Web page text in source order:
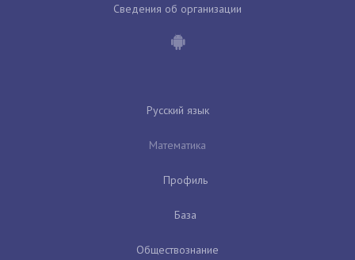
Сведения об организации
Русский язык
Математика
Профиль
База
Обществознание